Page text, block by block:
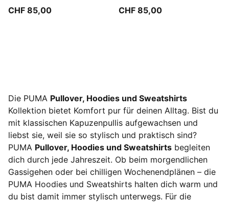
CHF 85,00 CHF 85,00
Die PUMA Pullover, Hoodies und Sweatshirts
Kollektion bietet Komfort pur für deinen Alltag. Bist du
mit klassischen Kapuzenpullis aufgewachsen und
liebst sie, weil sie so stylisch und praktisch sind?
PUMA Pullover, Hoodies und Sweatshirts begleiten
dich durch jede Jahreszeit. Ob beim morgendlichen
Gassigehen oder bei chilligen Wochenendplänen – die
PUMA Hoodies und Sweatshirts halten dich warm und
du bist damit immer stylisch unterwegs. Für die